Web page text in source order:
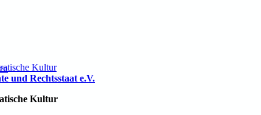
und Rechtsstaat e.V.
Kultur